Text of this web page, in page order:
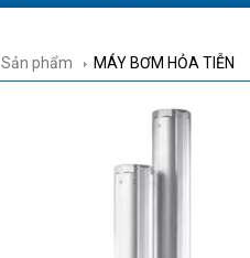
Sản phẩm MÁY BƠM HỎA TIỄN